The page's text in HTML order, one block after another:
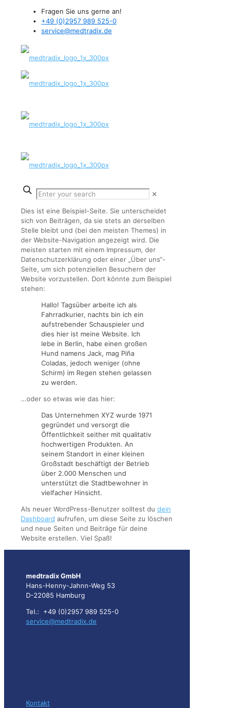
Fragen Sie uns gerne an!
+49 (0)2957 989 525-0
service@medtradix.de
✕
Dies ist eine Beispiel-Seite. Sie unterscheidet
sich von Beiträgen, da sie stets an derselben
Stelle bleibt und (bei den meisten Themes) in
der Website-Navigation angezeigt wird. Die
meisten starten mit einem Impressum, der
Datenschutzerklärung oder einer „Über uns“-
Seite, um sich potenziellen Besuchern der
Website vorzustellen. Dort könnte zum Beispiel
stehen:
Hallo! Tagsüber arbeite ich als
Fahrradkurier, nachts bin ich ein
aufstrebender Schauspieler und
dies hier ist meine Website. Ich
lebe in Berlin, habe einen großen
Hund namens Jack, mag Piña
Coladas, jedoch weniger (ohne
Schirm) im Regen stehen gelassen
zu werden.
…oder so etwas wie das hier:
Das Unternehmen XYZ wurde 1971
gegründet und versorgt die
Öffentlichkeit seither mit qualitativ
hochwertigen Produkten. An
seinem Standort in einer kleinen
Großstadt beschäftigt der Betrieb
über 2.000 Menschen und
unterstützt die Stadtbewohner in
vielfacher Hinsicht.
Als neuer WordPress-Benutzer solltest du dein
Dashboard aufrufen, um diese Seite zu löschen
und neue Seiten und Beiträge für deine
Website erstellen. Viel Spaß!
medtradix GmbH
Hans-Henny-Jahnn-Weg 53
D-22085 Hamburg
Tel.: +49 (0)2957 989 525-0
service@medtradix.de
Kontakt